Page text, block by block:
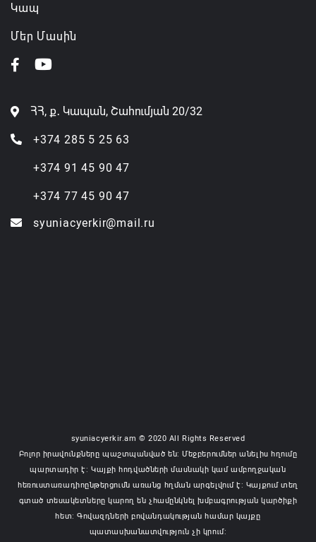
Կապ
Մեր Մասին
ՀՀ, ք․ Կապան, Շահումյան 20/32
+374 285 5 25 63
+374 91 45 90 47
+374 77 45 90 47
syuniacyerkir@mail.ru
syuniacyerkir.am © 2020 All Rights Reserved
Բոլոր իրավունքները պաշտպանված են: Մեջբերումներ անելիս հղումը
պարտադիր է: Կայքի հոդվածների մասնակի կամ ամբողջական
հեռուստառադիոընթերցումն առանց հղման արգելվում է: Կայքում տեղ
գտած տեսակետները կարող են չհամընկնել խմբագրության կարծիքի
հետ: Գովազդների բովանդակության համար կայքը
պատասխանատվություն չի կրում: